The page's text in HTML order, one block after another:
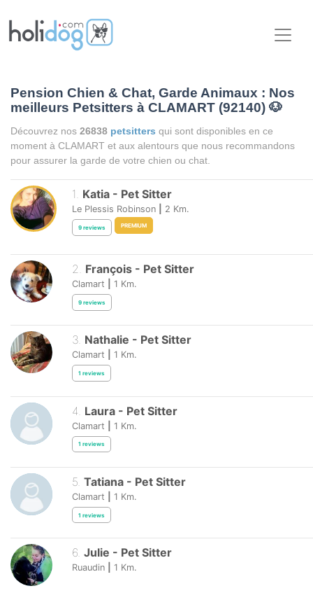
Pension Chien & Chat, Garde Animaux : Nos
meilleurs Petsitters à CLAMART (92140) 🐶
Découvrez nos 26838 petsitters qui sont disponibles en ce
moment à CLAMART et aux alentours que nous recommandons
pour assurer la garde de votre chien ou chat.
1. Katia - Pet Sitter
Le Plessis Robinson 2 Km.
9 reviews PREMIUM
2. François - Pet Sitter
Clamart 1 Km.
9 reviews
3. Nathalie - Pet Sitter
Clamart 1 Km.
1 reviews
4 Laura - Pet Sitter
Clamart 1 Km.
1 reviews
5 Tatiana - Pet Sitter
Clamart 1 Km.
1 reviews
6. Julie - Pet Sitter
Ruaudin 1 Km.